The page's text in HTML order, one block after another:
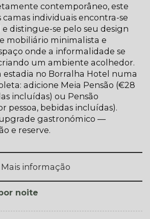
contemporâneo, este
individuais encontra-se
e distingue-se pelo seu design
mobiliário minimalista e
onde a informalidade se
um ambiente acolhedor.
estadia no Borralha Hotel numa
adicione Meia Pensão (€28
incluídas) ou Pensão
pessoa, bebidas incluídas).
gastronómico —
e reserve.
Mais informação
noite